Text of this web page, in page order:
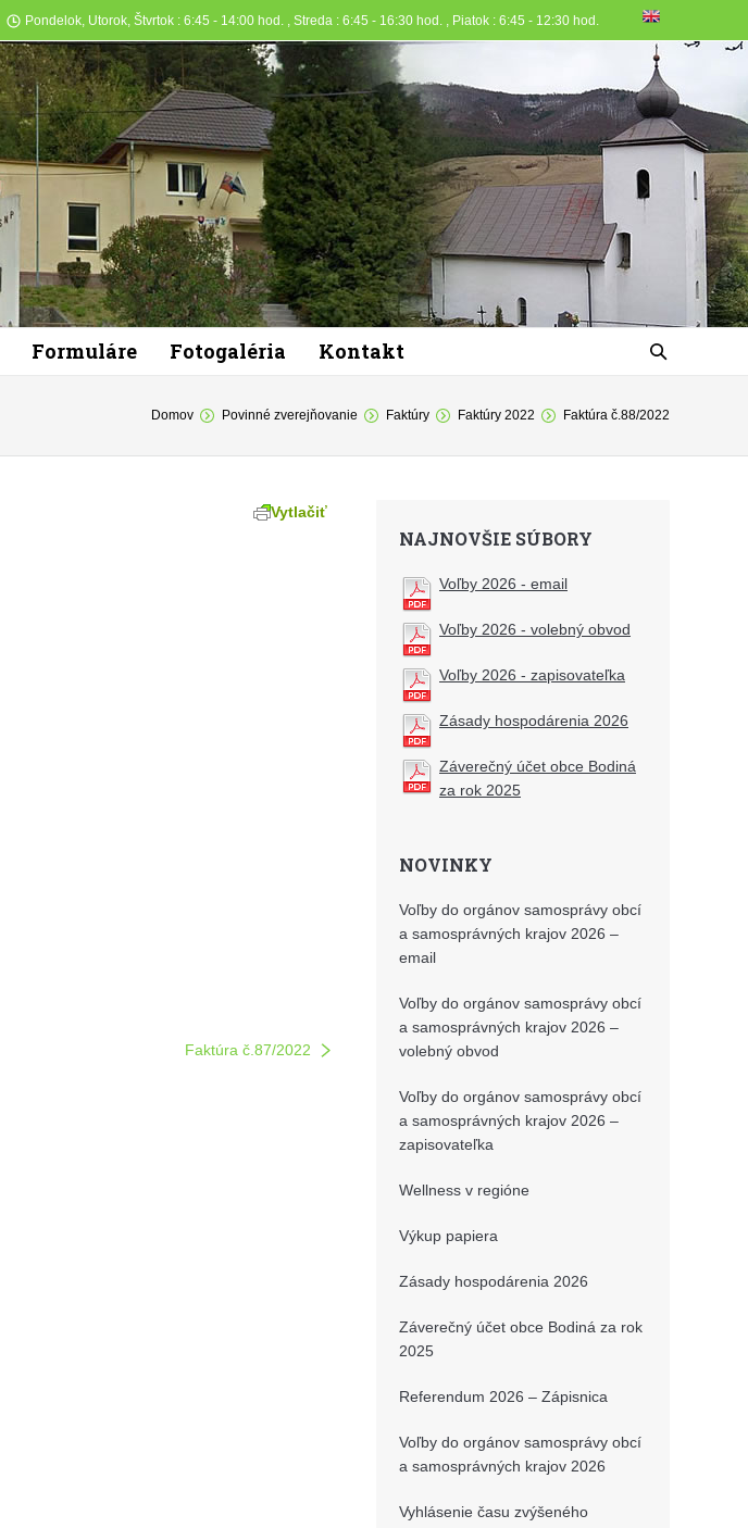
Pondelok, Utorok, Štvrtok : 6:45 - 14:00 hod. , Streda : 6:45 - 16:30 hod. , Piatok : 6:45 - 12:30 hod.
Formuláre Fotogaléria Kontakt
Domov Povinné zverejňovanie Faktúry Faktúry 2022 Faktúra č.88/2022
Vytlačiť
Faktúra č.87/2022
NAJNOVŠIE SÚBORY
Voľby 2026 - email
Voľby 2026 - volebný obvod
Voľby 2026 - zapisovateľka
Zásady hospodárenia 2026
Záverečný účet obce Bodiná
za rok 2025
NOVINKY
Voľby do orgánov samosprávy obcí
a samosprávných krajov 2026 –
email
Voľby do orgánov samosprávy obcí
a samosprávných krajov 2026 –
volebný obvod
Voľby do orgánov samosprávy obcí
a samosprávných krajov 2026 –
zapisovateľka
Wellness v regióne
Výkup papiera
Zásady hospodárenia 2026
Záverečný účet obce Bodiná za rok
2025
Referendum 2026 – Zápisnica
Voľby do orgánov samosprávy obcí
a samosprávných krajov 2026
Vyhlásenie času zvýšeného